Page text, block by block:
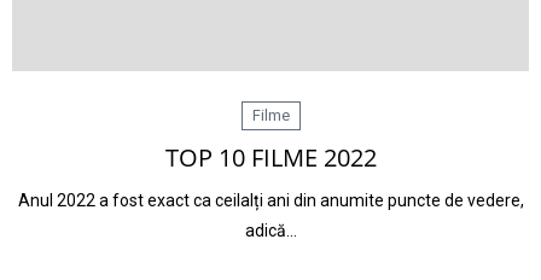
Filme
TOP 10 FILME 2022
Anul 2022 a fost exact ca ceilalți ani din anumite puncte de vedere,
adică…